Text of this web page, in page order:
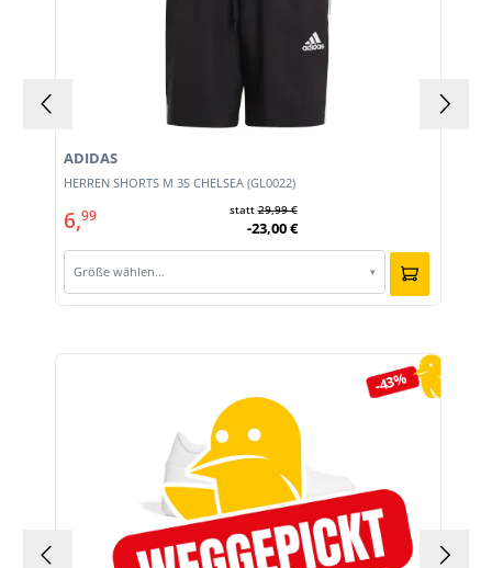
HERREN SHORTS M 3S CHELSEA (GL0022)
ADIDAS
6,99 statt29,99 €
-23,00 €
Größe wählen… ▾
-43%